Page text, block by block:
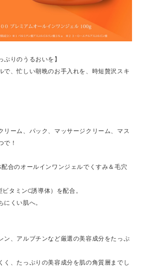
ぷりのうるおいを】
で、忙しい朝晩のお手入れを、時短贅沢スキ
リーム、パック、マッサージクリーム、マス
で！
配合のオールインワンジェルでくすみ＆毛穴
タミンC誘導体）を配合。
くい肌へ。
ン、アルブチンなど厳選の美容成分をたっぷ
く、たっぷりの美容成分を肌の角質層までし